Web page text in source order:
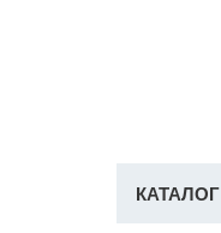
КАТАЛОГ